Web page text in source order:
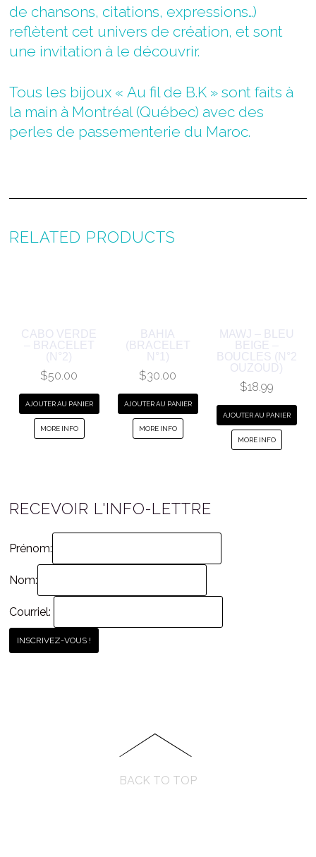
de chansons, citations, expressions…)
reflètent cet univers de création, et sont
une invitation à le découvrir.
Tous les bijoux « Au fil de B.K » sont faits à
la main à Montréal (Québec) avec des
perles de passementerie du Maroc.
RELATED PRODUCTS
CABO VERDE
– BRACELET
(N°2)
$50.00
AJOUTER AU PANIER
MORE INFO
BAHIA
(BRACELET
N°1)
$30.00
AJOUTER AU PANIER
MORE INFO
MAWJ – BLEU
BEIGE –
BOUCLES (N°2
OUZOUD)
$18.99
AJOUTER AU PANIER
MORE INFO
RECEVOIR L'INFO-LETTRE
Prénom:
Nom:
Courriel:
BACK TO TOP